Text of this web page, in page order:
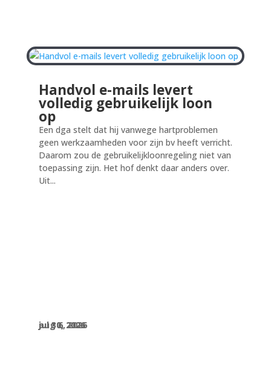
aug 6, 2026
jul 30, 2026
Handvol e-mails levert
volledig gebruikelijk loon
op
jul 30, 2026
Een dga stelt dat hij vanwege hartproblemen
geen werkzaamheden voor zijn bv heeft verricht.
Daarom zou de gebruikelijkloonregeling niet van
toepassing zijn. Het hof denkt daar anders over.
Uit...